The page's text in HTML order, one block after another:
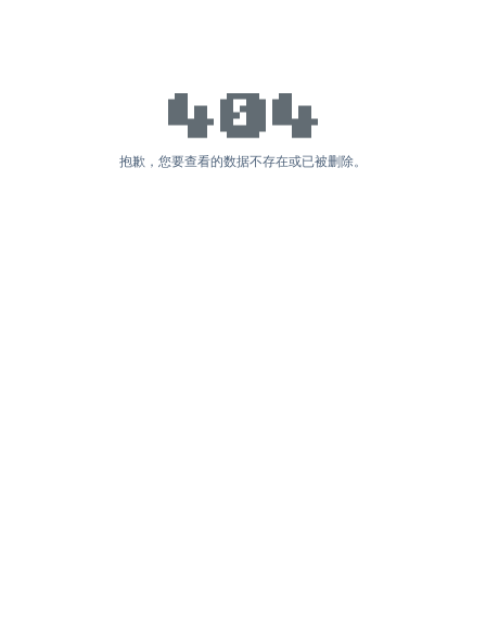
抱歉，您要查看的数据不存在或已被删除。